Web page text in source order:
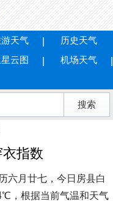
天气
历史天气
云图
机场天气
指数
六月廿七，今日房县白
，根据当前气温和天气